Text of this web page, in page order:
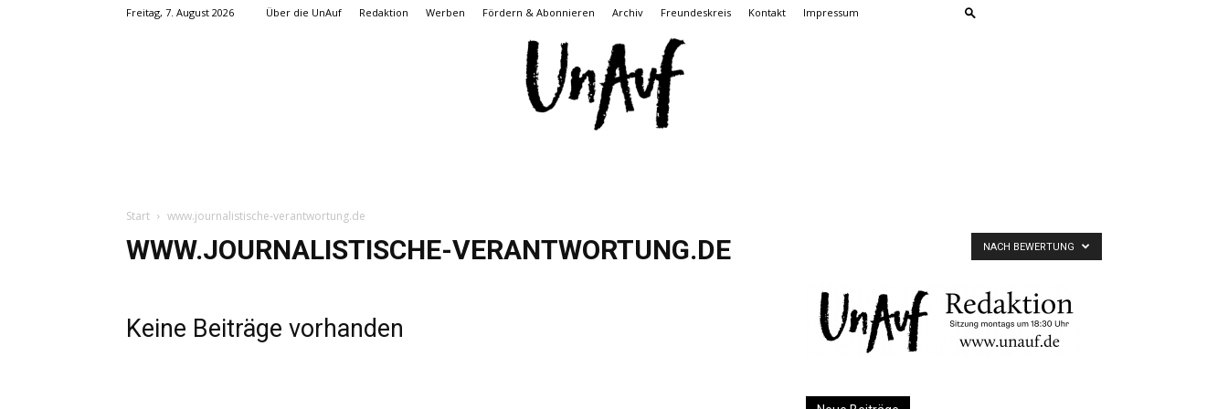
Freitag, 7. August 2026 Über die UnAuf Redaktion Werben Fördern & Abonnieren Archiv Freundeskreis Kontakt Impressum
Start www.journalistische-verantwortung.de
WWW.JOURNALISTISCHE-VERANTWORTUNG.DE NACH BEWERTUNG
Keine Beiträge vorhanden